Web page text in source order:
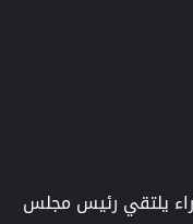
يلتقي رئيس مجلس